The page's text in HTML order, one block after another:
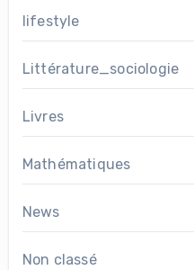
lifestyle
Littérature_sociologie
Livres
Mathématiques
News
Non classé